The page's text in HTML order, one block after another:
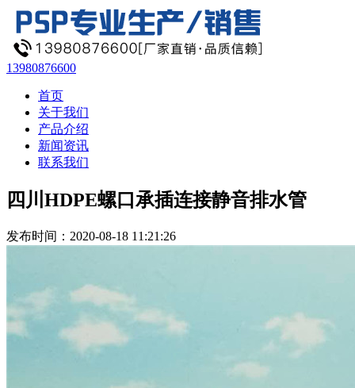
13980876600
首页
关于我们
产品介绍
新闻资讯
联系我们
四川HDPE螺口承插连接静音排水管
发布时间：2020-08-18 11:21:26